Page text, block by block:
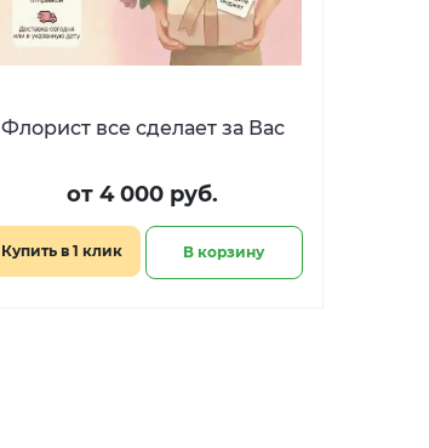
Флорист все сделает за Вас
от 4 000 руб.
Купить в 1 клик В корзину